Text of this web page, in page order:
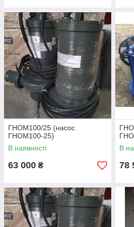
Насоси ГНОМ не виробляються в
представлені екземплярами
(Лівгідромаш, МНЗ, Уралгідропром),
(не вся лінійка), а також можуть бути
такими аналогами, як Pedrollo серія
ГНОМ100/25 (насос
ГНОМ100-25)
В наявності
63 000 ₴
В
78